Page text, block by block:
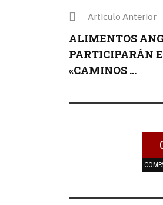
Articulo Anterior
ALIMENTOS
PARTICIPARÁN
«CAMINOS ...